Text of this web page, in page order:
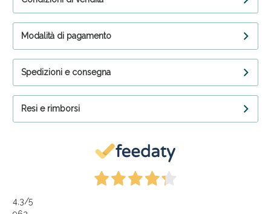
Modalità di pagamento
Spedizioni e consegna
Resi e rimborsi
4,3/5